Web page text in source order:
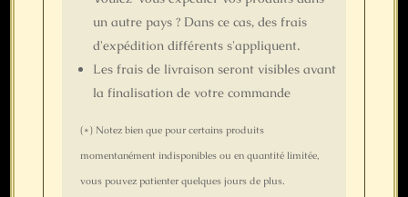
un autre pays ? Dans ce cas, des frais
d'expédition différents s'appliquent.
Les frais de livraison seront visibles avant
la finalisation de votre commande
(*) Notez bien que pour certains produits
momentanément indisponibles ou en quantité limitée,
vous pouvez patienter quelques jours de plus.